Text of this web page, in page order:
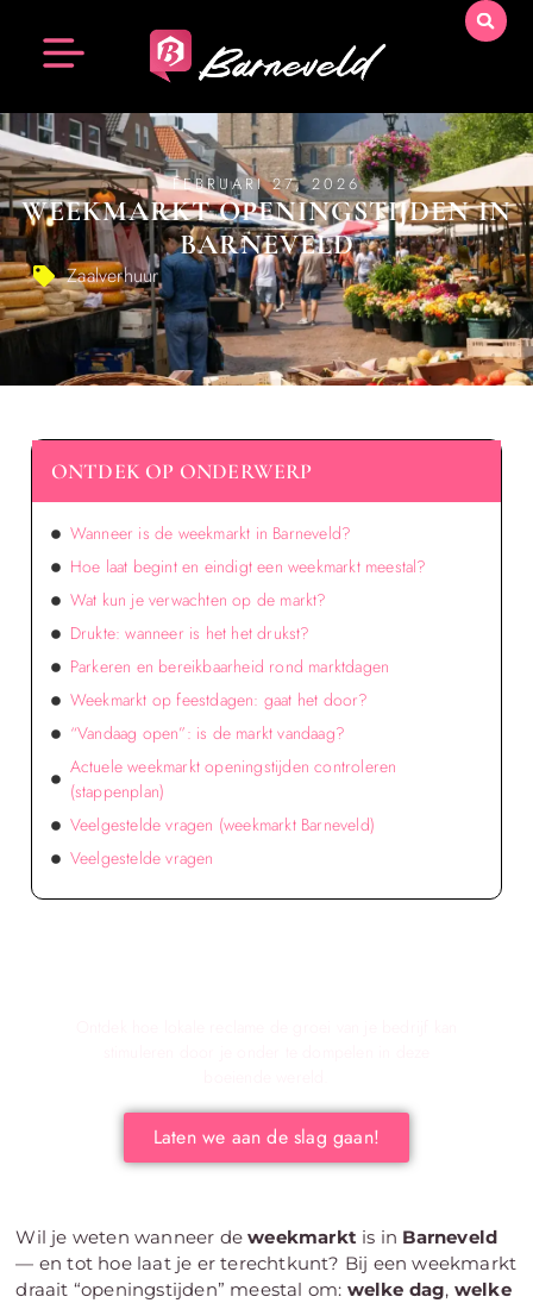
FEBRUARI 27, 2026
WEEKMARKT OPENINGSTIJDEN IN
BARNEVELD
Zaalverhuur
Wil je weten wanneer deweekmarkt is in Barneveld
— en tot hoe laat je er terechtkunt? Bij een weekmarkt
draait “openingstijden” meestal om: welke dag, welke
ONTDEK OP ONDERWERP
Wanneer is de weekmarkt in Barneveld?
Hoe laat begint en eindigt een weekmarkt meestal?
Wat kun je verwachten op de markt?
Drukte: wanneer is het het drukst?
Parkeren en bereikbaarheid rond marktdagen
Weekmarkt op feestdagen: gaat het door?
“Vandaag open”: is de markt vandaag?
Actuele weekmarkt openingstijden controleren
(stappenplan)
Veelgestelde vragen (weekmarkt Barneveld)
Veelgestelde vragen
Laten we aan de slag gaan!